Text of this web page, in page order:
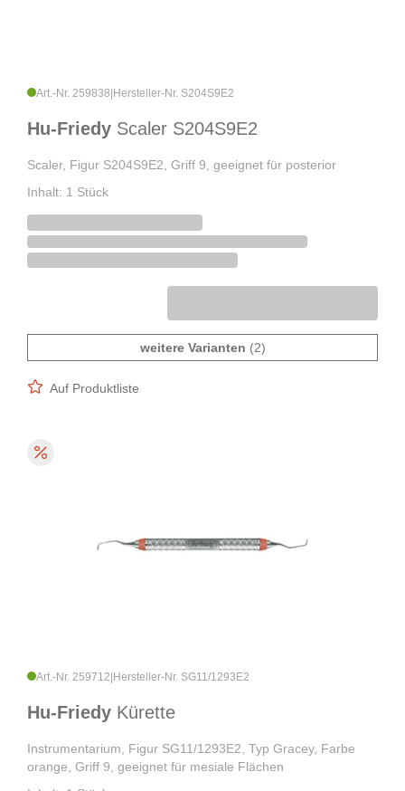
Art.-Nr. 259838 Hersteller-Nr. S204S9E2
Hu-Friedy Scaler S204S9E2
Scaler, Figur S204S9E2, Griff 9, geeignet für posterior
Inhalt: 1 Stück
weitere Varianten (2)
Auf Produktliste
Art.-Nr. 259712 Hersteller-Nr. SG11/1293E2
Hu-Friedy Kürette
Instrumentarium, Figur SG11/1293E2, Typ Gracey, Farbe
orange, Griff 9, geeignet für mesiale Flächen